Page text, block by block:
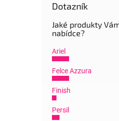
Dotazník
Jaké produkty
nabídce?
Ariel
Felce Azzura
Finish
Persil